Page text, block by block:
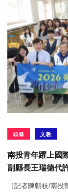
頭條 文教
南投青年躍上國
副縣長王瑞德代
［記者陳朝枝/南